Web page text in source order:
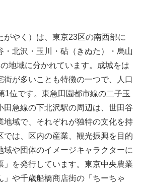
がやく）は、東京23区の南西部に
・北沢・玉川・砧（きぬた）・烏山
地域に分かれています。成城をは
街が多いことも特徴の一つで、人口
1位です。東急田園都市線の二子玉
田急線の下北沢駅の周辺は、世田谷
地域で、それぞれが独特の文化を持
では、区内の産業、観光振興を目的
域や団体のイメージキャラクターに
」を発行しています。東京中央農業
」や千歳船橋商店街の「ちーちゃ